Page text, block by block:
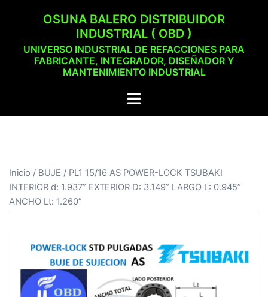
OSUNA BALERO DISTRIBUIDOR
INDUSTRIAL ( OBD )
UNIVERSO INDUSTRIAL DE REFACCIONES PARA
FABRICANTE, INTEGRADOR, DISEÑADOR Y
MANTENIMIENTO INDUSTRIAL
Alternar
Inicio / BUJE / PL1 15/16 AS POWER-LOCK TSUBAKI
INTERIOR d: 1.937” EXTERIOR D: 3.149” LARGO L: 0.945”
ANCHO Lt: 1.260”